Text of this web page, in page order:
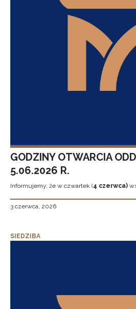
GODZINY OTWARCIA
5.06.2026 R.
Informujemy, że w czwartek (4 czerwca)
3 czerwca, 2026
SIEDZIBA